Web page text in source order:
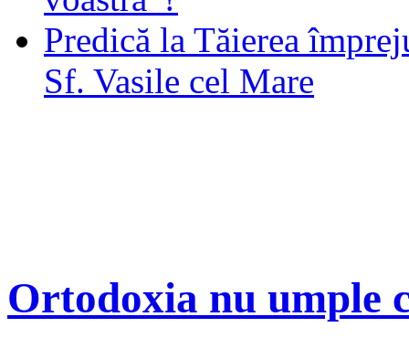
Predică la Tăierea
Sf. Vasile cel Mare
Ortodoxia nu umple